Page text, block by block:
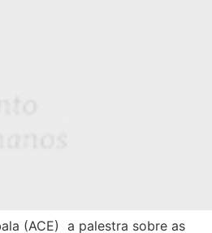
(ACE) a palestra sobre as